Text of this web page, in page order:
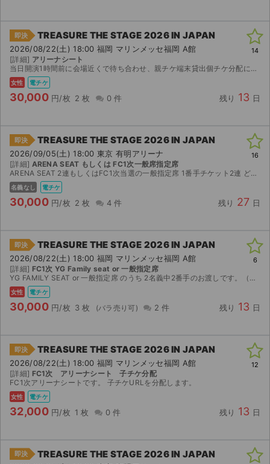
即決 TREASURE THE STAGE 2026 IN JAPAN
2026/08/22(土) 18:00 福岡 マリンメッセ福岡 A館
[詳細] アリーナシート
当日開演1時間前に会場近くで待ち合わせ、親チケ端末貸出個チケ分配にての同時入場となります。 スムーズなお取引ができる方のみご購入下さい。 日本語が通じる方のみ Japanese only 座席に...
女性 電チケ
30,000 円/枚 2 枚 0 件 残り 13 日
14
即決 TREASURE THE STAGE 2026 IN JAPAN
2026/09/05(土) 18:00 東京 有明アリーナ
[詳細] ARENA SEAT もしくは FC1次一般席指定席
ARENA SEAT 2連もしくはFC1次当選の一般指定席 1番手チケット2連 どちらか当方が選ばなかった座席をお譲りいたします。 当日会場で待ち合わせをし、チケットを分配した上で同時入場予...
名義なし 電チケ
30,000 円/枚 2 枚 4 件 残り 27 日
16
即決 TREASURE THE STAGE 2026 IN JAPAN
2026/08/22(土) 18:00 福岡 マリンメッセ福岡 A館
[詳細] FC1次 YG Family seat or 一般指定席
YG FAMILY SEAT or 一般指定席 のうち 2名義中2番手のお渡しです。（どちらもFC1次当選） 1枚は親チケ、2枚は分配になります。 端末貸し出しによる同時入場or子チケ分配にな...
女性 電チケ
30,000 円/枚 3 枚 2 件 残り 13 日
6
即決 TREASURE THE STAGE 2026 IN JAPAN
2026/08/22(土) 18:00 福岡 マリンメッセ福岡 A館
[詳細] FC1次 アリーナシート 子チケ分配
FC1次アリーナシートです。 子チケURLを分配します。
女性 電チケ
32,000 円/枚 1 枚 0 件 残り 13 日
12
即決 TREASURE THE STAGE 2026 IN JAPAN